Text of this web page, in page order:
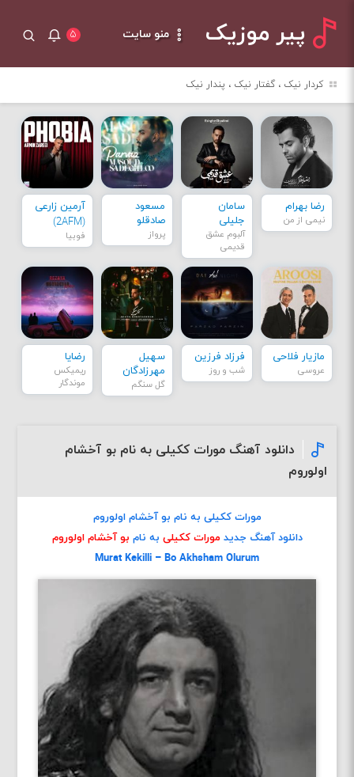
پیر موزیک منو سایت ۵
کردار نیک ، گفتار نیک ، پندار نیک
رضا بهرام
نیمی از من
سامان
جلیلی
آلبوم عشق
قدیمی
مسعود
صادقلو
پرواز
آرمین زارعی
(2AFM)
فوبیا
مازیار فلاحی
عروسی
فرزاد فرزین
شب و روز
سهیل
مهرزادگان
گل سنگم
رضایا
ریمیکس
موندگار
دانلود آهنگ مورات ککیلی به نام بو آخشام
اولوروم
مورات ککیلی به نام بو آخشام اولوروم
دانلود آهنگ جدید مورات ککیلی به نام بو آخشام اولوروم
Murat Kekilli – Bo Akhsham Olurum